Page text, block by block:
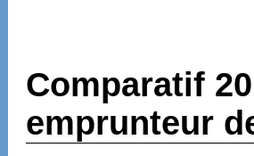
Comparatif
emprunteur